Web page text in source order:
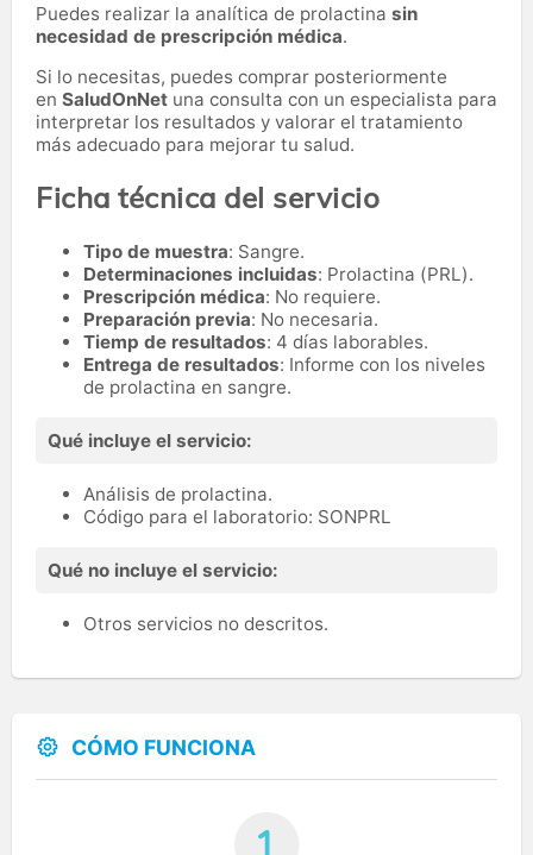
Puedes realizar la analítica de prolactina sin
necesidad de prescripción médica.
Si lo necesitas, puedes comprar posteriormente
en SaludOnNet una consulta con un especialista para
interpretar los resultados y valorar el tratamiento
más adecuado para mejorar tu salud.
Ficha técnica del servicio
Tipo de muestra: Sangre.
Determinaciones incluidas: Prolactina (PRL).
Prescripción médica: No requiere.
Preparación previa: No necesaria.
Tiemp de resultados: 4 días laborables.
Entrega de resultados: Informe con los niveles
de prolactina en sangre.
Qué incluye el servicio:
Análisis de prolactina.
Código para el laboratorio: SONPRL
Qué no incluye el servicio:
Otros servicios no descritos.
CÓMO FUNCIONA